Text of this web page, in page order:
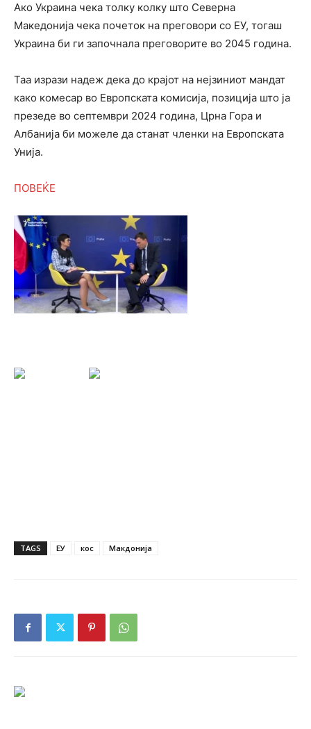
Ако Украина чека толку колку што Северна
Македонија чека почеток на преговори со ЕУ, тогаш
Украина би ги започнала преговорите во 2045 година.
Таа изрази надеж дека до крајот на нејзиниот мандат
како комесар во Европската комисија, позиција што ја
презеде во септември 2024 година, Црна Гора и
Албанија би можеле да станат членки на Европската
Унија.
ПОВЕЌЕ
TAGS ЕУ кос Макдонија